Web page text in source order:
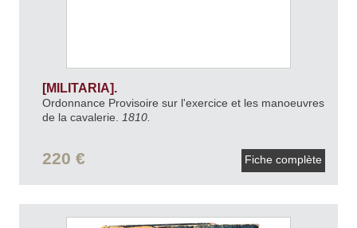
[MILITARIA].
Ordonnance Provisoire sur l'exercice et les manoeuvres
de la cavalerie.
1810.
220 € Fiche complète